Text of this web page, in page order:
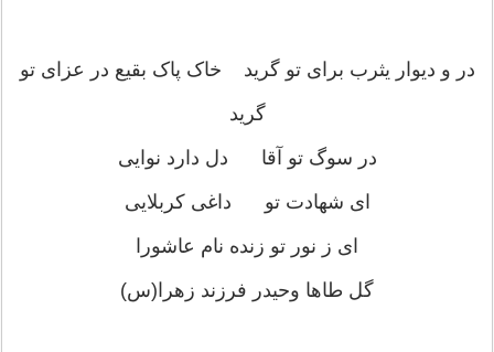
در و دیوار یثرب برای تو گرید خاک پاک بقیع در عزای تو
گرید
در سوگ تو آقا دل دارد نوایی
ای شهادت تو داغی کربلایی
ای ز نور تو زنده نام عاشورا
گل طاها وحیدر فرزند زهرا(س)